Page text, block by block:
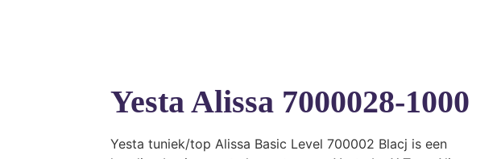
Yesta Alissa 7000028-1000
Yesta tuniek/top Alissa Basic Level 700002 Blacj is een